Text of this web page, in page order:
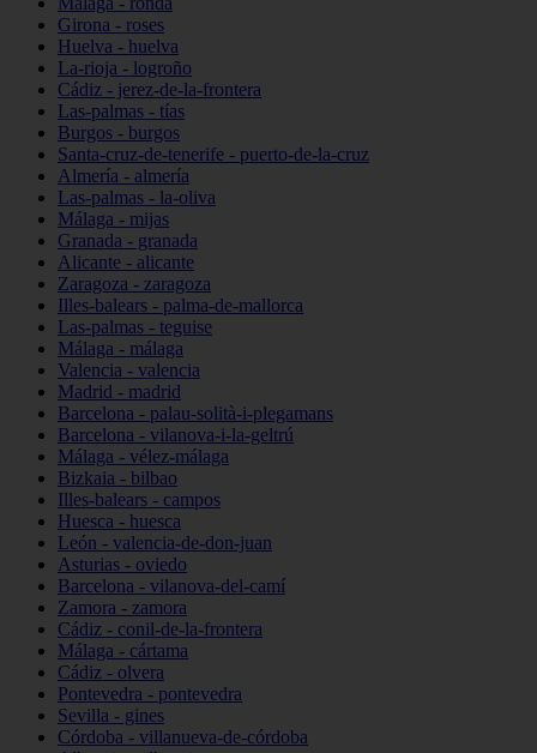
Girona - roses
Huelva - huelva
La-rioja - logroño
Cádiz - jerez-de-la-frontera
Las-palmas - tías
Burgos - burgos
Santa-cruz-de-tenerife - puerto-de-la-cruz
Almería - almería
Las-palmas - la-oliva
Málaga - mijas
Granada - granada
Alicante - alicante
Zaragoza - zaragoza
Illes-balears - palma-de-mallorca
Las-palmas - teguise
Málaga - málaga
Valencia - valencia
Madrid - madrid
Barcelona - palau-solità-i-plegamans
Barcelona - vilanova-i-la-geltrú
Málaga - vélez-málaga
Bizkaia - bilbao
Illes-balears - campos
Huesca - huesca
León - valencia-de-don-juan
Asturias - oviedo
Barcelona - vilanova-del-camí
Zamora - zamora
Cádiz - conil-de-la-frontera
Málaga - cártama
Cádiz - olvera
Pontevedra - pontevedra
Sevilla - gines
Córdoba - villanueva-de-córdoba